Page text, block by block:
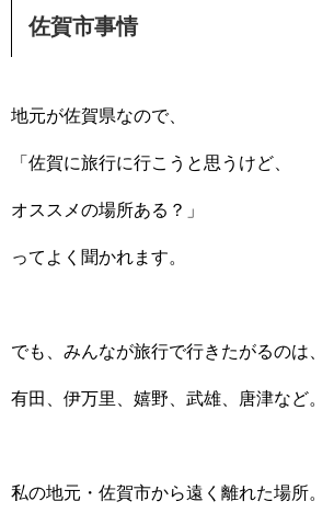
佐賀市事情
地元が佐賀県なので、
「佐賀に旅行に行こうと思うけど、
オススメの場所ある？」
ってよく聞かれます。
でも、みんなが旅行で行きたがるのは、
有田、伊万里、嬉野、武雄、唐津など。
私の地元・佐賀市から遠く離れた場所。